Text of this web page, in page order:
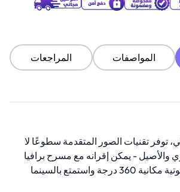
المواصفات المراجعات
توفر تقنيات الصور المتقدمة سطوعًا لا
والأصيل - يمكن إقرانه مع مسرح برافيا
الذي يتميز بخرائط صوتية مكانية 360 درجة واستمتع بالسينما